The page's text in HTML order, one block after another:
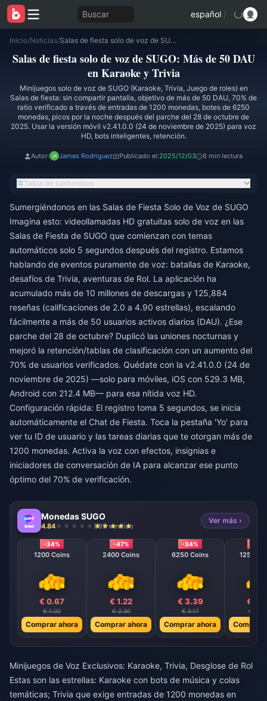
Buscar español /
Inicio/Noticias/ Salas de fiesta solo de voz de SUGO: Más de 50 DAU en Karaoke y Trivia
Salas de fiesta solo de voz de SUGO: Más de 50 DAU
en Karaoke y Trivia
Minijuegos solo de voz de SUGO (Karaoke, Trivia, Juego de roles) en
Salas de fiesta: sin compartir pantalla, objetivo de más de 50 DAU, 70% de
ratio verificado a través de entradas de 1200 monedas, botes de 6250
monedas, picos por la noche después del parche del 28 de octubre de
2025. Usar la versión móvil v2.41.0.0 (24 de noviembre de 2025) para voz
HD, bots inteligentes, retención.
Autor: James Rodriguez Publicado el:2025/12/03 6 min lectura
Tabla de contenidos
Sumergiéndonos en las Salas de Fiesta Solo de Voz de SUGO
Imagina esto: videollamadas HD gratuitas solo de voz en las
Salas de Fiesta de SUGO que comienzan con temas
automáticos solo 5 segundos después del registro. Estamos
hablando de eventos puramente de voz: batallas de Karaoke,
desafíos de Trivia, aventuras de Rol. La aplicación ha
acumulado más de 10 millones de descargas y 125,884
reseñas (calificaciones de 2.0 a 4.90 estrellas), escalando
fácilmente a más de 50 usuarios activos diarios (DAU). ¿Ese
parche del 28 de octubre? Duplicó las uniones nocturnas y
mejoró la retención/tablas de clasificación con un aumento del
70% de usuarios verificados. Quédate con la v2.41.0.0 (24 de
noviembre de 2025) —solo para móviles, iOS con 529.3 MB,
Android con 212.4 MB— para esa nítida voz HD.
Configuración rápida: El registro toma 5 segundos, se inicia
automáticamente el Chat de Fiesta. Toca la pestaña 'Yo' para
ver tu ID de usuario y las tareas diarias que te otorgan más de
1200 monedas. Activa la voz con efectos, insignias e
iniciadores de conversación de IA para alcanzar ese punto
óptimo del 70% de verificación.
Monedas SUGO
4.84 899 vendido
Ver más ›
-34%
1200 Coins
€ 0.67
€ 1.02
Comprar ahora
-47%
2400 Coins
€ 1.22
€ 2.30
Comprar ahora
-34%
6250 Coins
€ 3.39
€ 5.17
Comprar ahora
12500
€
€
Comprar
Minijuegos de Voz Exclusivos: Karaoke, Trivia, Desglose de Rol
Estas son las estrellas: Karaoke con bots de música y colas
temáticas; Trivia que exige entradas de 1200 monedas en